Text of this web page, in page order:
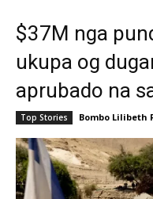
$37M nga
ukupa og
aprubado na
Top Stories Bombo Lilibeth